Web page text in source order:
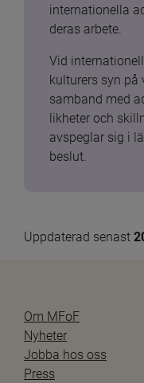
internationella
deras arbete.
Vid
kulturers syn på
samband med
likheter och
avspeglar sig i
beslut.
Uppdaterad senast
Om MFoF
Nyheter
Jobba hos oss
Press